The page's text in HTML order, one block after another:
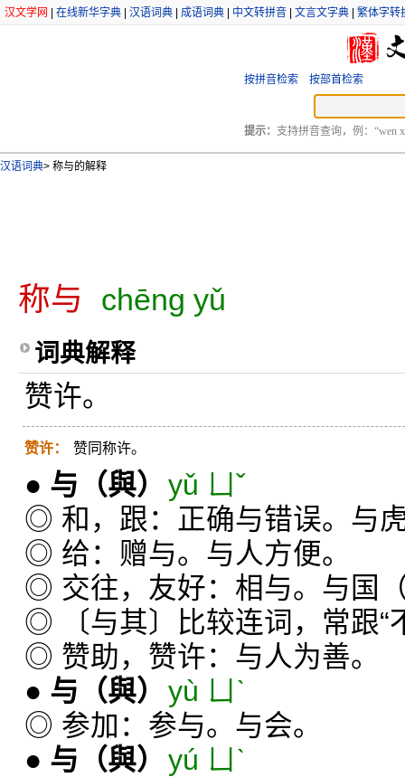
汉文学网 在线新华字典 汉语词典 成语词典 中文转拼音 文言文字典 繁体字转
按拼音检索 按部首检索
提示： 支持拼音查询，例：“wen
汉语词典> 称与的解释
称与 chēng yǔ
词典解释
赞许。
赞许： 赞同称许。
● 与 （與） yǔ ㄩˇ
◎ 和，跟：正确与错误。与
◎ 给：赠与。与人方便。
◎ 交往，友好：相与。与国
◎ 〔与其〕比较连词，常跟“
◎ 赞助，赞许：与人为善。
● 与 （與） yù ㄩˋ
◎ 参加：参与。与会。
● 与 （與） yú ㄩˋ